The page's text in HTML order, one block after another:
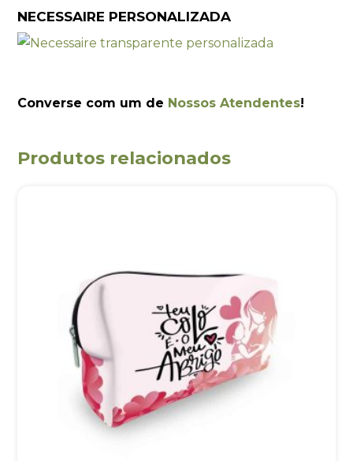
NECESSAIRE PERSONALIZADA
Converse com um de Nossos Atendentes!
Produtos relacionados